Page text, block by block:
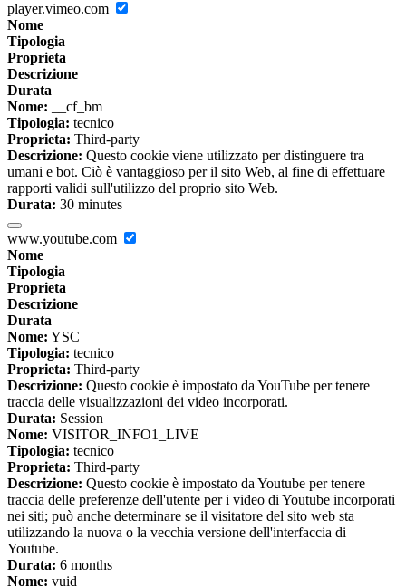
player.vimeo.com
Nome
Tipologia
Proprieta
Descrizione
Durata
Nome: __cf_bm
Tipologia: tecnico
Proprieta: Third-party
Descrizione: Questo cookie viene utilizzato per distinguere tra
umani e bot. Ciò è vantaggioso per il sito Web, al fine di effettuare
rapporti validi sull'utilizzo del proprio sito Web.
Durata: 30 minutes
www.youtube.com
Nome
Tipologia
Proprieta
Descrizione
Durata
Nome: YSC
Tipologia: tecnico
Proprieta: Third-party
Descrizione: Questo cookie è impostato da YouTube per tenere
traccia delle visualizzazioni dei video incorporati.
Durata: Session
Nome: VISITOR_INFO1_LIVE
Tipologia: tecnico
Proprieta: Third-party
Descrizione: Questo cookie è impostato da Youtube per tenere
traccia delle preferenze dell'utente per i video di Youtube incorporati
nei siti; può anche determinare se il visitatore del sito web sta
utilizzando la nuova o la vecchia versione dell'interfaccia di
Youtube.
Durata: 6 months
Nome: vuid